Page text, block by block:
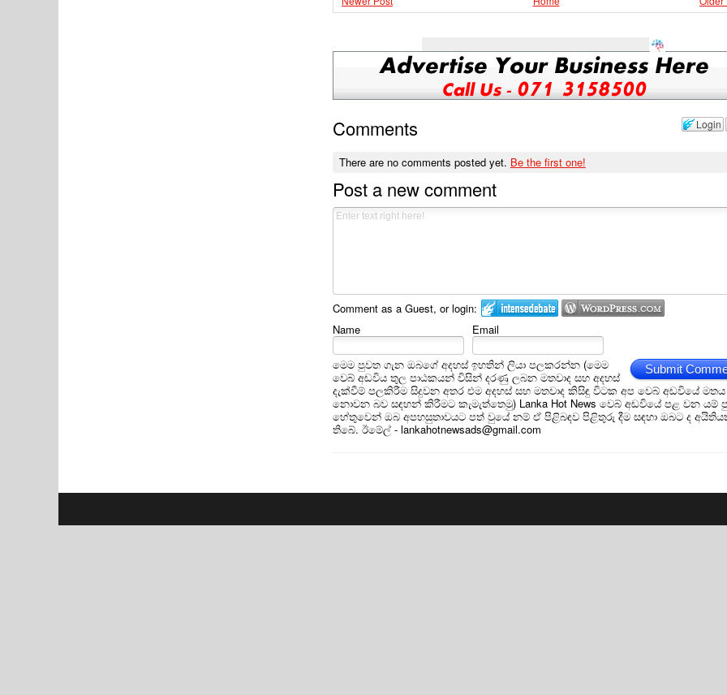
Login
Comments
There are no comments posted yet. Be the first one!
Post a new comment
Comment as a Guest, or login:
Name
Email
Submit
මෙම පුවත ගැන ඔබගේ අදහස් ඉහතින් ලියා පලකරන්න (මෙම
වෙබ් අඩවිය තුල පාඨකයන් විසින් දරණු ලබන මතවාද සහ අදහස්
දැක්වීම් පලකිරීම සිදුවන අතර එම අදහස් සහ මතවාද කිසිඳු විටක අප වෙබ් අඩවියේ මතය
නොවන බව සඳහන් කිරීමට කැමැත්තෙමු) Lanka Hot News වෙබ් අඩවියේ පළ වන යම්
හේතුවෙන් ඔබ අපහසුතාවයට පත් වුයේ නම් ඒ පිළිබඳව පිළිතුරු දීම සඳහා ඔබට ද
තිබේ. ඊමේල් - lankahotnewsads@gmail.com